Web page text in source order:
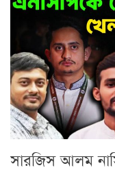
সারজিস আলম